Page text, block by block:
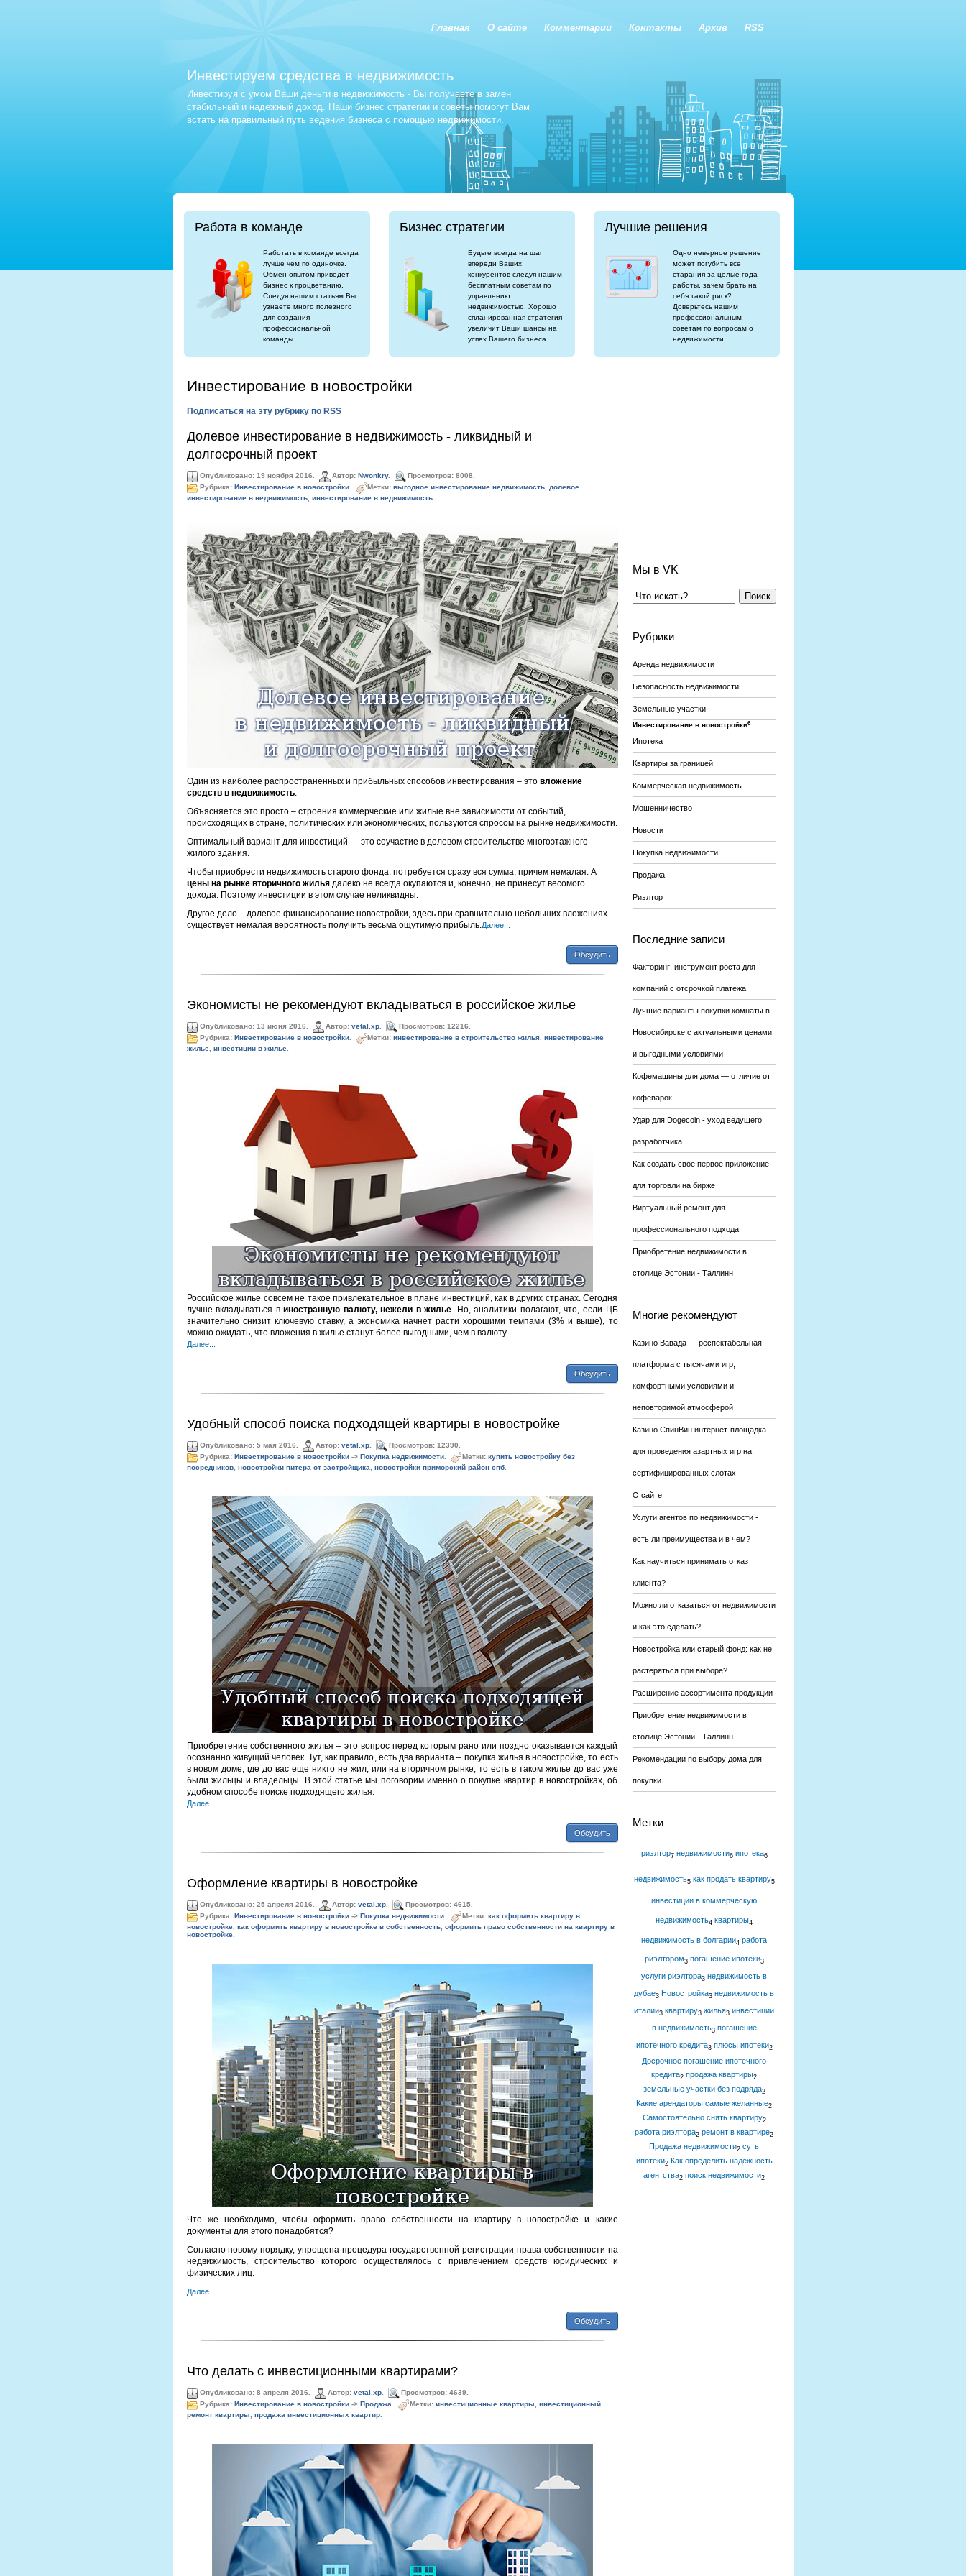
Главная О сайте Комментарии Контакты Архив RSS
Инвестируем средства в недвижимость
Инвестируя с умом Ваши деньги в недвижимость - Вы получаете в замен
стабильный и надежный доход. Наши бизнес стратегии и советы помогут Вам
встать на правильный путь ведения бизнеса с помощью недвижимости.
Работа в команде
Работать в команде всегда
лучше чем по одиночке.
Обмен опытом приведет
бизнес к процветанию.
Следуя нашим статьям Вы
узнаете много полезного
для создания
профессиональной
команды
Бизнес стратегии
Будьте всегда на шаг
впереди Ваших
конкурентов следуя нашим
бесплатным советам по
управлению
недвижимостью. Хорошо
спланированная стратегия
увеличит Ваши шансы на
успех Вашего бизнеса
Лучшие решения
Одно неверное решение
может погубить все
старания за целые года
работы, зачем брать на
себя такой риск?
Доверьтесь нашим
профессиональным
советам по вопросам о
недвижимости.
Инвестирование в новостройки
Подписаться на эту рубрику по RSS
Долевое инвестирование в недвижимость - ликвидный и
долгосрочный проект
Опубликовано: 19 ноября 2016. Автор: Nwonkry.
Просмотров: 8008.
Рубрика: Инвестирование в новостройки. Метки: выгодное инвестирование недвижимость,
долевое
инвестирование в недвижимость, инвестирование в недвижимость.
Один из наиболее распространенных и прибыльных способов инвестирования – это вложение
средств в недвижимость.
Объясняется это просто – строения коммерческие или жилые вне зависимости от событий,
происходящих в стране, политических или экономических, пользуются спросом на рынке недвижимости.
Оптимальный вариант для инвестиций — это соучастие в долевом строительстве многоэтажного
жилого здания.
Чтобы приобрести недвижимость старого фонда, потребуется сразу вся сумма, причем немалая. А
цены на рынке вторичного жильядалеко не всегда окупаются и, конечно, не принесут весомого
дохода. Поэтому инвестиции в этом случае неликвидны.
Другое дело – долевое финансирование новостройки, здесь при сравнительно небольших вложениях
существует немалая вероятность получить весьма ощутимую прибыль.Далее...
Обсудить
Экономисты не рекомендуют вкладываться в российское жилье
Опубликовано: 13 июня 2016. Автор: vetal.xp.
Просмотров: 12216.
Рубрика: Инвестирование в новостройки. Метки: инвестирование в строительство жилья, инвестирование
жилье, инвестиции в жилье.
Российское жилье совсем не такое привлекательное в плане инвестиций, как в других странах. Сегодня
лучше вкладываться виностранную валюту, нежели в жилье. Но, аналитики полагают, что, если ЦБ
значительно снизит ключевую ставку, а экономика начнет расти хорошими темпами (3% и выше), то
можно ожидать, что вложения в жилье станут более выгодными, чем в валюту.
Далее...
Обсудить
Удобный способ поиска подходящей квартиры в новостройке
Опубликовано: 5 мая 2016. Автор: vetal.xp.
Просмотров: 12390.
Рубрика: Инвестирование в новостройки-> Покупка недвижимости. Метки: купить новостройку без
посредников, новостройки питера от застройщика новостройки приморский район спб.
Приобретение собственного жилья – это вопрос перед которым рано или поздно оказывается каждый
осознанно живущий человек. Тут, как правило, есть два варианта – покупка жилья в новостройке, то есть
в новом доме, где до вас еще никто не жил, или на вторичном рынке, то есть в таком жилье до вас уже
были жильцы и владельцы. В этой статье мы поговорим именно о покупке квартир в новостройках, об
удобном способе поиске подходящего жилья.
Далее...
Обсудить
Оформление квартиры в новостройке
Опубликовано: 25 апреля 2016. Автор: vetal.xp.
Просмотров: 4615.
Рубрика: Инвестирование в новостройки-> Покупка недвижимости. Метки: как оформить квартиру в
новостройке, как оформить квартиру в новостройке в собственность, оформить право собственности на квартиру в
новостройке.
Что же необходимо, чтобы оформить право собственности на квартиру в новостройке и какие
документы для этого понадобятся?
Согласно новому порядку, упрощена процедура государственной регистрации права собственности на
недвижимость, строительство которого осуществлялось с привлечением средств юридических и
физических лиц.
Далее...
Обсудить
Что делать с инвестиционными квартирами?
Опубликовано: 8 апреля 2016. Автор: vetal.xp.
Просмотров: 4639.
Рубрика: Инвестирование в новостройки-> Продажа Метки: инвестиционные квартиры
инвестиционный
ремонт квартиры
продажа инвестиционных квартир.
Мы в VK
Поиск
Рубрики
Аренда недвижимости
Безопасность недвижимости
Земельные участки
Инвестирование в новостройки6
Ипотека
Квартиры за границей
Коммерческая недвижимость
Мошенничество
Новости
Покупка недвижимости
Продажа
Риэлтор
Последние записи
Факторинг: инструмент роста для
компаний с отсрочкой платежа
Лучшие варианты покупки комнаты в
Новосибирске с актуальными ценами
и выгодными условиями
Кофемашины для дома — отличие от
кофеварок
Удар для Dogecoin - уход ведущего
разработчика
Как создать свое первое приложение
для торговли на бирже
Виртуальный ремонт для
профессионального подхода
Приобретение недвижимости в
столице Эстонии - Таллинн
Многие рекомендуют
Казино Вавада — респектабельная
платформа с тысячами игр,
комфортными условиями и
неповторимой атмосферой
Казино СпинВин интернет-площадка
для проведения азартных игр на
сертифицированных слотах
О сайте
Услуги агентов по недвижимости -
есть ли преимущества и в чем?
Как научиться принимать отказ
клиента?
Можно ли отказаться от недвижимости
и как это сделать?
Новостройка или старый фонд: как не
растеряться при выборе?
Расширение ассортимента продукции
Приобретение недвижимости в
столице Эстонии - Таллинн
Рекомендации по выбору дома для
покупки
Метки
риэлтор7 недвижимости6 ипотека6
недвижимость5 как продать квартиру5
инвестиции в коммерческую
недвижимость4 квартиры4
недвижимость в болгарии4 работа
риэлтором3 погашение ипотеки3
услуги риэлтора3 недвижимость в
дубае3 Новостройка3 недвижимость в
италии3 квартиру3 жилья3 инвестиции
в недвижимость3 погашение
ипотечного кредита3 плюсы ипотеки2
Досрочное погашение ипотечного
кредита2 продажа квартиры2
земельные участки без подряда2
Какие арендаторы самые желанные2
Самостоятельно снять квартиру2
работа риэлтора2 ремонт в квартире2
Продажа недвижимости2 суть
ипотеки2 Как определить надежность
агентства2 поиск недвижимости2